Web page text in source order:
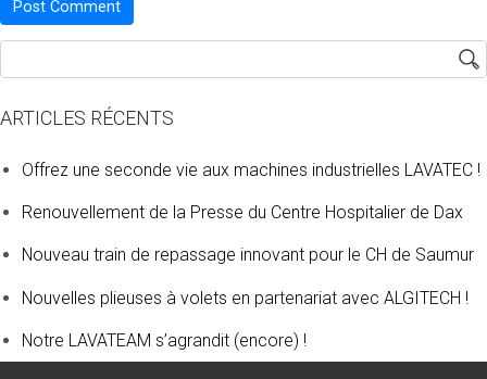
ARTICLES RÉCENTS
Offrez une seconde vie aux machines industrielles LAVATEC !
Renouvellement de la Presse du Centre Hospitalier de Dax
Nouveau train de repassage innovant pour le CH de Saumur
Nouvelles plieuses à volets en partenariat avec ALGITECH !
Notre LAVATEAM s’agrandit (encore) !